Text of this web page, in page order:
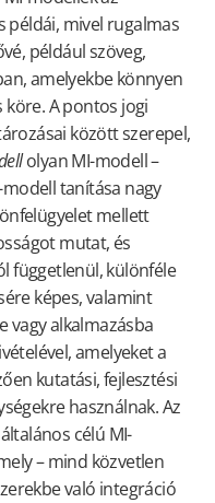
példái, mivel rugalmas
például szöveg,
amelyekbe könnyen
köre. A pontos jogi
között szerepel,
olyan MI-modell –
tanítása nagy
mellett
mutat, és
függetlenül, különféle
képes, valamint
alkalmazásba
amelyeket a
kutatási, fejlesztési
használnak. Az
célú MI-
– mind közvetlen
való integráció